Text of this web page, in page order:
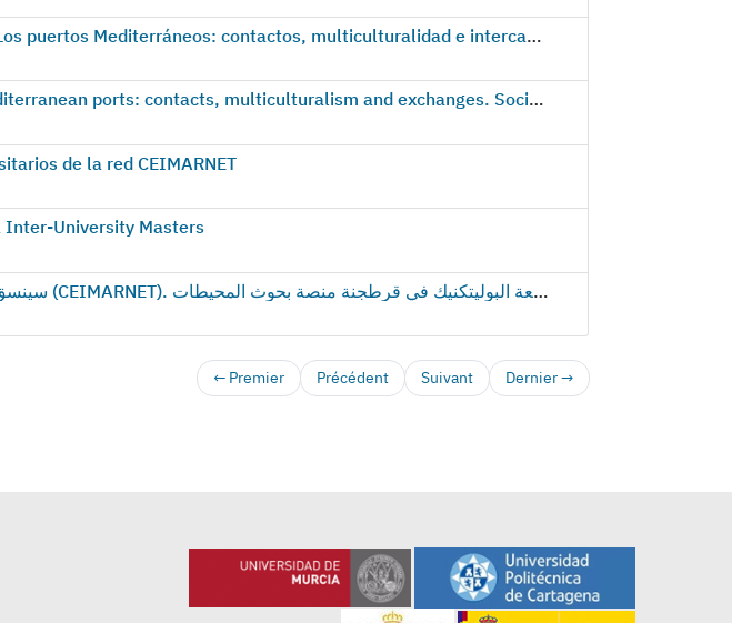
Phicaria, IV Encuentro Internacional de Estudios sobre el Mediterráneo. 'Los puertos Mediterráneos: contactos, multiculturalidad e intercambios. Estrategias socioeconómicas, políticas y ecológicas'
Phicaria, IV International Conference on Mediterranean Studies. 'The Mediterranean ports: contacts, multiculturalism and exchanges. Socio-economic, political and ecological strategies'
de la red CEIMARNET
Inter-University Masters
سينسق (كامبوس ماري نوستروم) ماجستيرا من الماجستيرات الأربعة بين الجامعات لشبكة (CEIMARNET). تنشأ تسع مجموعات البحث من جامعة مورسيا وجامعة البوليتكنيك في قرطجنة منصة بحوث المحيطات
← Premier Précédent Suivant Dernier →